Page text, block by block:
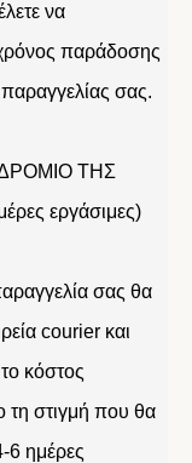
να
παράδοσης
σας.
ΤΗΣ
εργάσιμες)
σας θα
courier και
κόστος
στιγμή που θα
6 ημέρες